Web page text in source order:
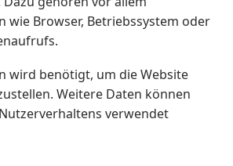
wie Browser, Betriebssystem oder
wird benötigt, um die Website
Weitere Daten können
verwendet